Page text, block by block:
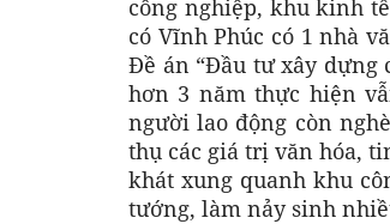
công nghiệp, khu kinh
có Vĩnh Phúc có 1 nhà
Đề án “Đầu tư xây dựng
hơn 3 năm thực hiện
người lao động còn
thụ các giá trị văn hóa,
khát xung quanh khu
tướng, làm nảy sinh